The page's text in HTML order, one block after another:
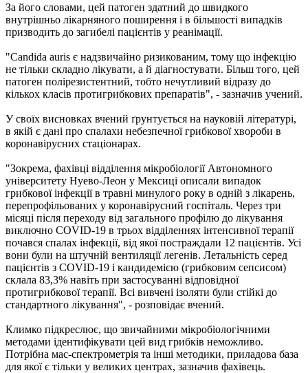
За його словами, цей патоген здатний до швидкого
внутрішньо лікарняного поширення і в більшості випадків
призводить до загибелі пацієнтів у реанімації.
"Candida auris є надзвичайно ризикованим, тому що інфекцію
не тільки складно лікувати, а й діагностувати. Більш того, цей
патоген полірезистентний, тобто нечутливий відразу до
кількох класів протигрибкових препаратів", - зазначив учений.
У своїх висновках вчений ґрунтується на науковій літературі,
в якій є дані про спалахи небезпечної грибкової хвороби в
коронавірусних стаціонарах.
"Зокрема, фахівці відділення мікробіології Автономного
університету Нуево-Леон у Мексиці описали випадок
грибкової інфекції в травні минулого року в одній з лікарень,
перепрофільованих у коронавірусний госпіталь. Через три
місяці після переходу від загального профілю до лікування
виключно COVID-19 в трьох відділеннях інтенсивної терапії
почався спалах інфекції, від якої постраждали 12 пацієнтів. Усі
вони були на штучній вентиляції легенів. Летальність серед
пацієнтів з COVID-19 і кандидемією (грибковим сепсисом)
склала 83,3% навіть при застосуванні відповідної
протигрибкової терапії. Всі вивчені ізоляти були стійкі до
стандартного лікування", - розповідає вчений.
Климко підкреслює, що звичайними мікробіологічними
методами ідентифікувати цей вид грибків неможливо.
Потрібна мас-спектрометрія та інші методики, приладова база
для якої є тільки у великих центрах, зазначив фахівець.